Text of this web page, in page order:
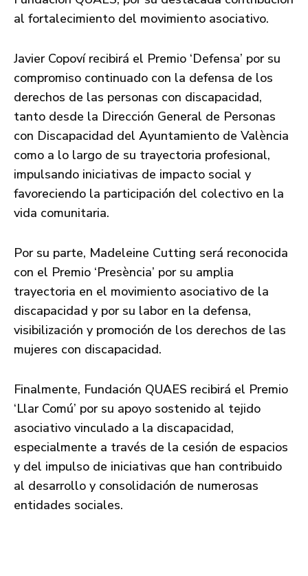
al fortalecimiento del movimiento asociativo.
Javier Copoví recibirá el Premio ‘Defensa’ por su
compromiso continuado con la defensa de los
derechos de las personas con discapacidad,
tanto desde la Dirección General de Personas
con Discapacidad del Ayuntamiento de València
como a lo largo de su trayectoria profesional,
impulsando iniciativas de impacto social y
favoreciendo la participación del colectivo en la
vida comunitaria.
Por su parte, Madeleine Cutting será reconocida
con el Premio ‘Presència’ por su amplia
trayectoria en el movimiento asociativo de la
discapacidad y por su labor en la defensa,
visibilización y promoción de los derechos de las
mujeres con discapacidad.
Finalmente, Fundación QUAES recibirá el Premio
‘Llar Comú’ por su apoyo sostenido al tejido
asociativo vinculado a la discapacidad,
especialmente a través de la cesión de espacios
y del impulso de iniciativas que han contribuido
al desarrollo y consolidación de numerosas
entidades sociales.